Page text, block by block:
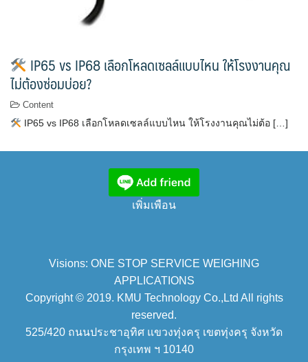
IP65 vs IP68 เลือกโหลดเซลล์แบบไหน ให้โรงงานคุณ
ไม่ต้องซ่อมบ่อย?
Content
IP65 vs IP68 เลือกโหลดเซลล์แบบไหน ให้โรงงานคุณไม่ต้อ […]
เพิ่มเพือน
Visions: ONE STOP SERVICE WEIGHING
APPLICATIONS
Copyright © 2019. KMU Technology Co.,Ltd All rights
reserved.
525/420 ถนนประชาอุทิศ แขวงทุ่งครุ เขตทุ่งครุ จังหวัด
กรุงเทพ ฯ 10140